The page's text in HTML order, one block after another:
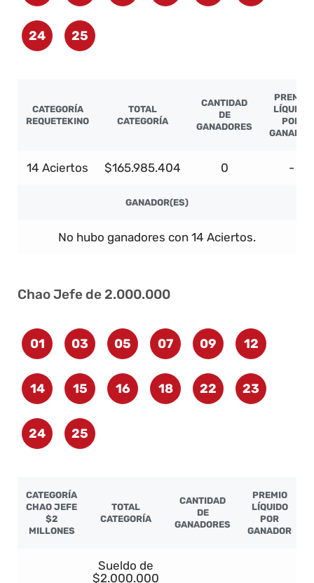
24 25
CATEGORÍA
REQUETEKINO
TOTAL
CATEGORÍA
CANTIDAD
DE
GANADORES
PREMIO
LÍQUIDO
POR
GANADOR
14 Aciertos $165.985.404 0 -
GANADOR(ES)
No hubo ganadores con 14 Aciertos.
Chao Jefe de 2.000.000
01 03 05 07 09 12
14 15 16 18 22 23
24 25
CATEGORÍA
CHAO JEFE
$2
MILLONES
TOTAL
CATEGORÍA
CANTIDAD
DE
GANADORES
PREMIO
LÍQUIDO
POR
GANADOR
Sueldo de
$2.000.000